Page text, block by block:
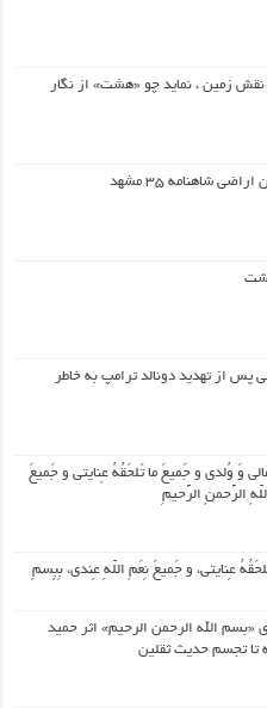
زمین ، نماید چو «هشت» از نگار
شاهنامه ۳۵ مشهد
پس از تهدید دونالد ترامپ به خاطر
وَ وُلدی و جَمیعَ ما تَلحَقُهُ عِنایتی و جَمیعَ
الرَّحمنِ الرَّحیمِ
عِنایتی، و جَمیعَ نِعَمِ اللّهِ عِندی، بِبِسمِ
«بسم الله الرحمن الرحیم» اثر حمید
تا تجسم حدیث ثقلین